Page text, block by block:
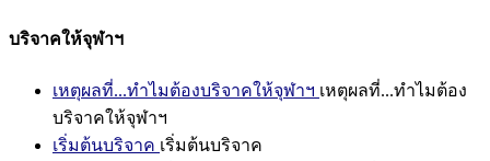
บริจาคให้จุฬาฯ
เหตุผลที่...ทำไมต้องบริจาคให้จุฬาฯ เหตุผลที่...ทำไมต้อง
บริจาคให้จุฬาฯ
เริ่มต้นบริจาค เริ่มต้นบริจาค